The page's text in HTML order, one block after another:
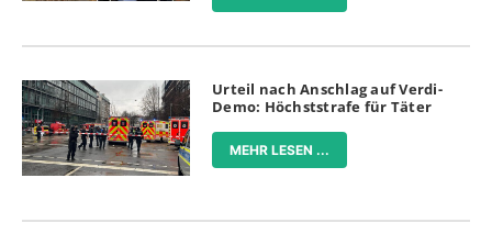
Urteil nach Anschlag auf Verdi-
Demo: Höchststrafe für Täter
MEHR LESEN ...